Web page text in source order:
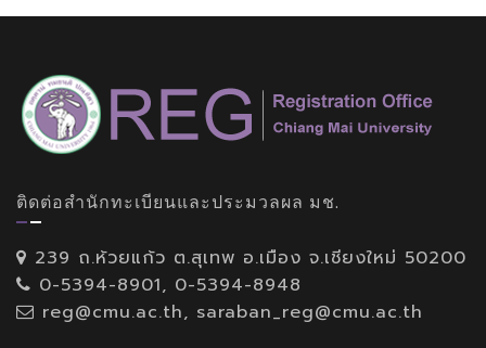
ติดต่อสำนักทะเบียนและประมวลผล มช.
239 ถ.ห้วยแก้ว ต.สุเทพ อ.เมือง จ.เชียงใหม่ 50200
0-5394-8901, 0-5394-8948
reg@cmu.ac.th, saraban_reg@cmu.ac.th